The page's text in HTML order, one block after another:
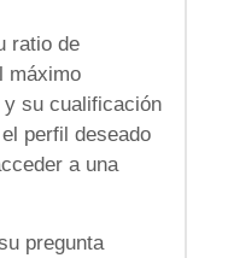
ratio de
máximo
su cualificación
perfil deseado
a una
pregunta